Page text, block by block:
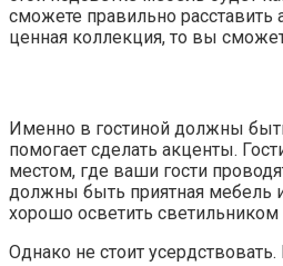
сможете правильно расставить
ценная коллекция, то вы
Именно в гостиной должны
помогает сделать акценты.
местом, где ваши гости
должны быть приятная мебель
хорошо осветить
Однако не стоит